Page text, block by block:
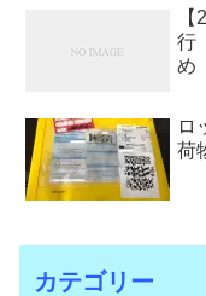
行
め
ロ
荷
カテゴリー